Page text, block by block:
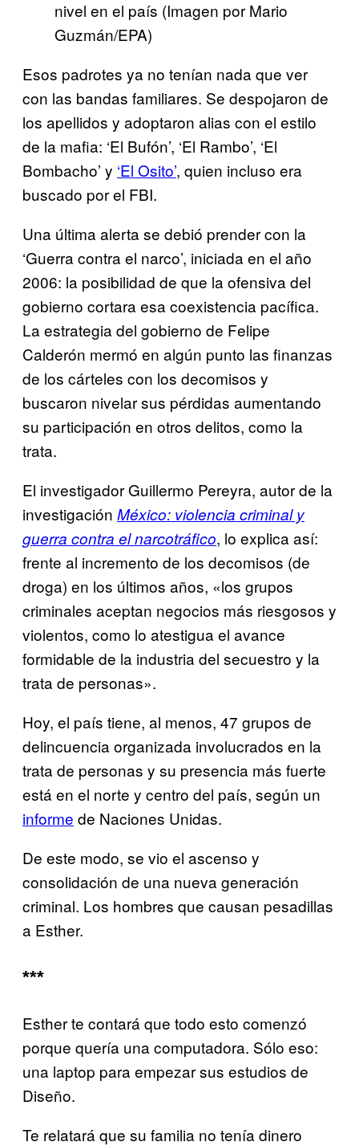
nivel en el país (Imagen por Mario
Guzmán/EPA)
Esos padrotes ya no tenían nada que ver
con las bandas familiares. Se despojaron de
los apellidos y adoptaron alias con el estilo
de la mafia: ‘El Bufón’, ‘El Rambo’, ‘El
Bombacho’ y ‘El Osito’, quien incluso era
buscado por el FBI.
Una última alerta se debió prender con la
‘Guerra contra el narco’, iniciada en el año
2006: la posibilidad de que la ofensiva del
gobierno cortara esa coexistencia pacífica.
La estrategia del gobierno de Felipe
Calderón mermó en algún punto las finanzas
de los cárteles con los decomisos y
buscaron nivelar sus pérdidas aumentando
su participación en otros delitos, como la
trata.
El investigador Guillermo Pereyra, autor de la
investigación México: violencia criminal y
guerra contra el narcotráfico, lo explica así:
frente al incremento de los decomisos (de
droga) en los últimos años, «los grupos
criminales aceptan negocios más riesgosos y
violentos, como lo atestigua el avance
formidable de la industria del secuestro y la
trata de personas».
Hoy, el país tiene, al menos, 47 grupos de
delincuencia organizada involucrados en la
trata de personas y su presencia más fuerte
está en el norte y centro del país, según un
informe de Naciones Unidas.
De este modo, se vio el ascenso y
consolidación de una nueva generación
criminal. Los hombres que causan pesadillas
a Esther.
***
Esther te contará que todo esto comenzó
porque quería una computadora. Sólo eso:
una laptop para empezar sus estudios de
Diseño.
Te relatará que su familia no tenía dinero